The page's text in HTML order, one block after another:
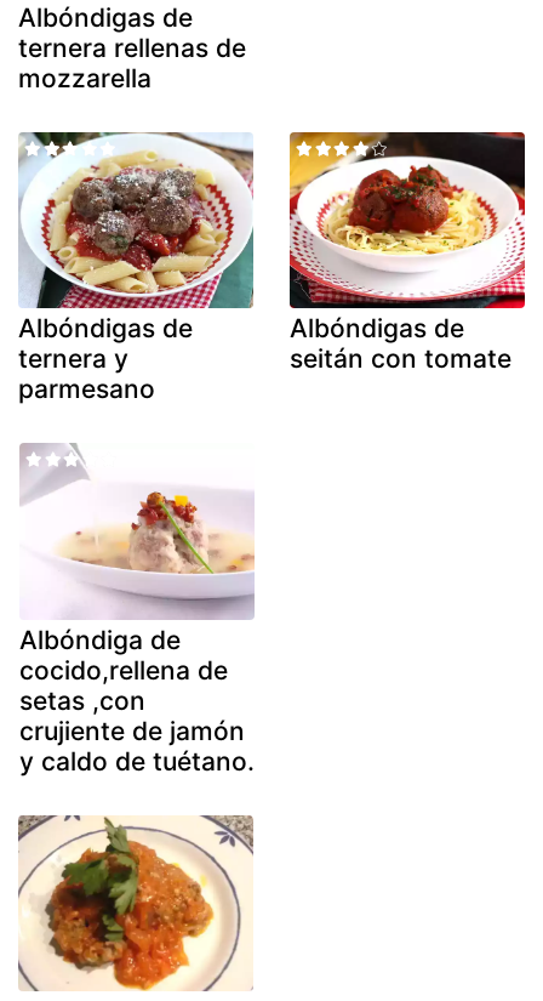
Albóndigas de
ternera rellenas de
mozzarella
Albóndigas de
ternera y
parmesano
Albóndigas de
seitán con tomate
Albóndiga de
cocido,rellena de
setas ,con
crujiente de jamón
y caldo de tuétano.